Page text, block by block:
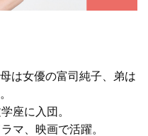
は女優の富司純子、弟は
座に入団。
マ、映画で活躍。